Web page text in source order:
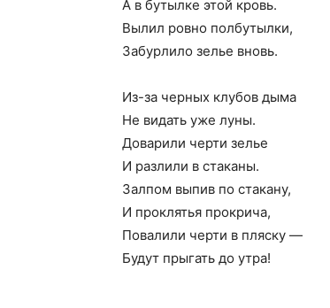
А в бутылке этой кровь.
Вылил ровно полбутылки,
Забурлило зелье вновь.
Из-за черных клубов дыма
Не видать уже луны.
Доварили черти зелье
И разлили в стаканы.
Залпом выпив по стакану,
И проклятья прокрича,
Повалили черти в пляску —
Будут прыгать до утра!